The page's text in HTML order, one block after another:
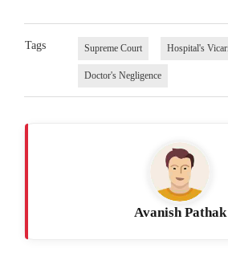
Tags Supreme Court Hospital's
Doctor's Negligence
Avanish Pathak